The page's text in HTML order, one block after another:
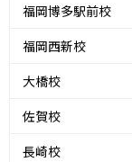
福岡博多駅前校
福岡西新校
大橋校
佐賀校
長崎校